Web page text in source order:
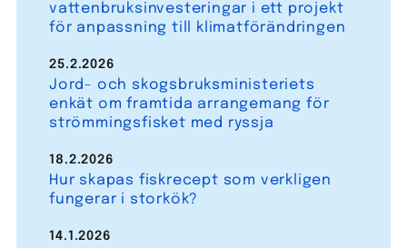
vattenbruksinvesteringar i ett projekt
för anpassning till klimatförändringen
Jord- och skogsbruksministeriets
enkät om framtida arrangemang för
strömmingsfisket med ryssja
25.2.2026
Hur skapas fiskrecept som verkligen
fungerar i storkök?
18.2.2026
14.1.2026